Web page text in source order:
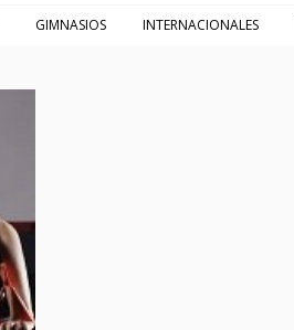
GIMNASIOS INTERNACIONALES